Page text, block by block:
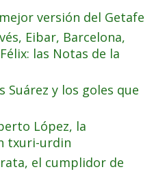
versión del Getafe
Eibar, Barcelona,
las Notas de la
Suárez y los goles que
López, la
txuri-urdin
el cumplidor de